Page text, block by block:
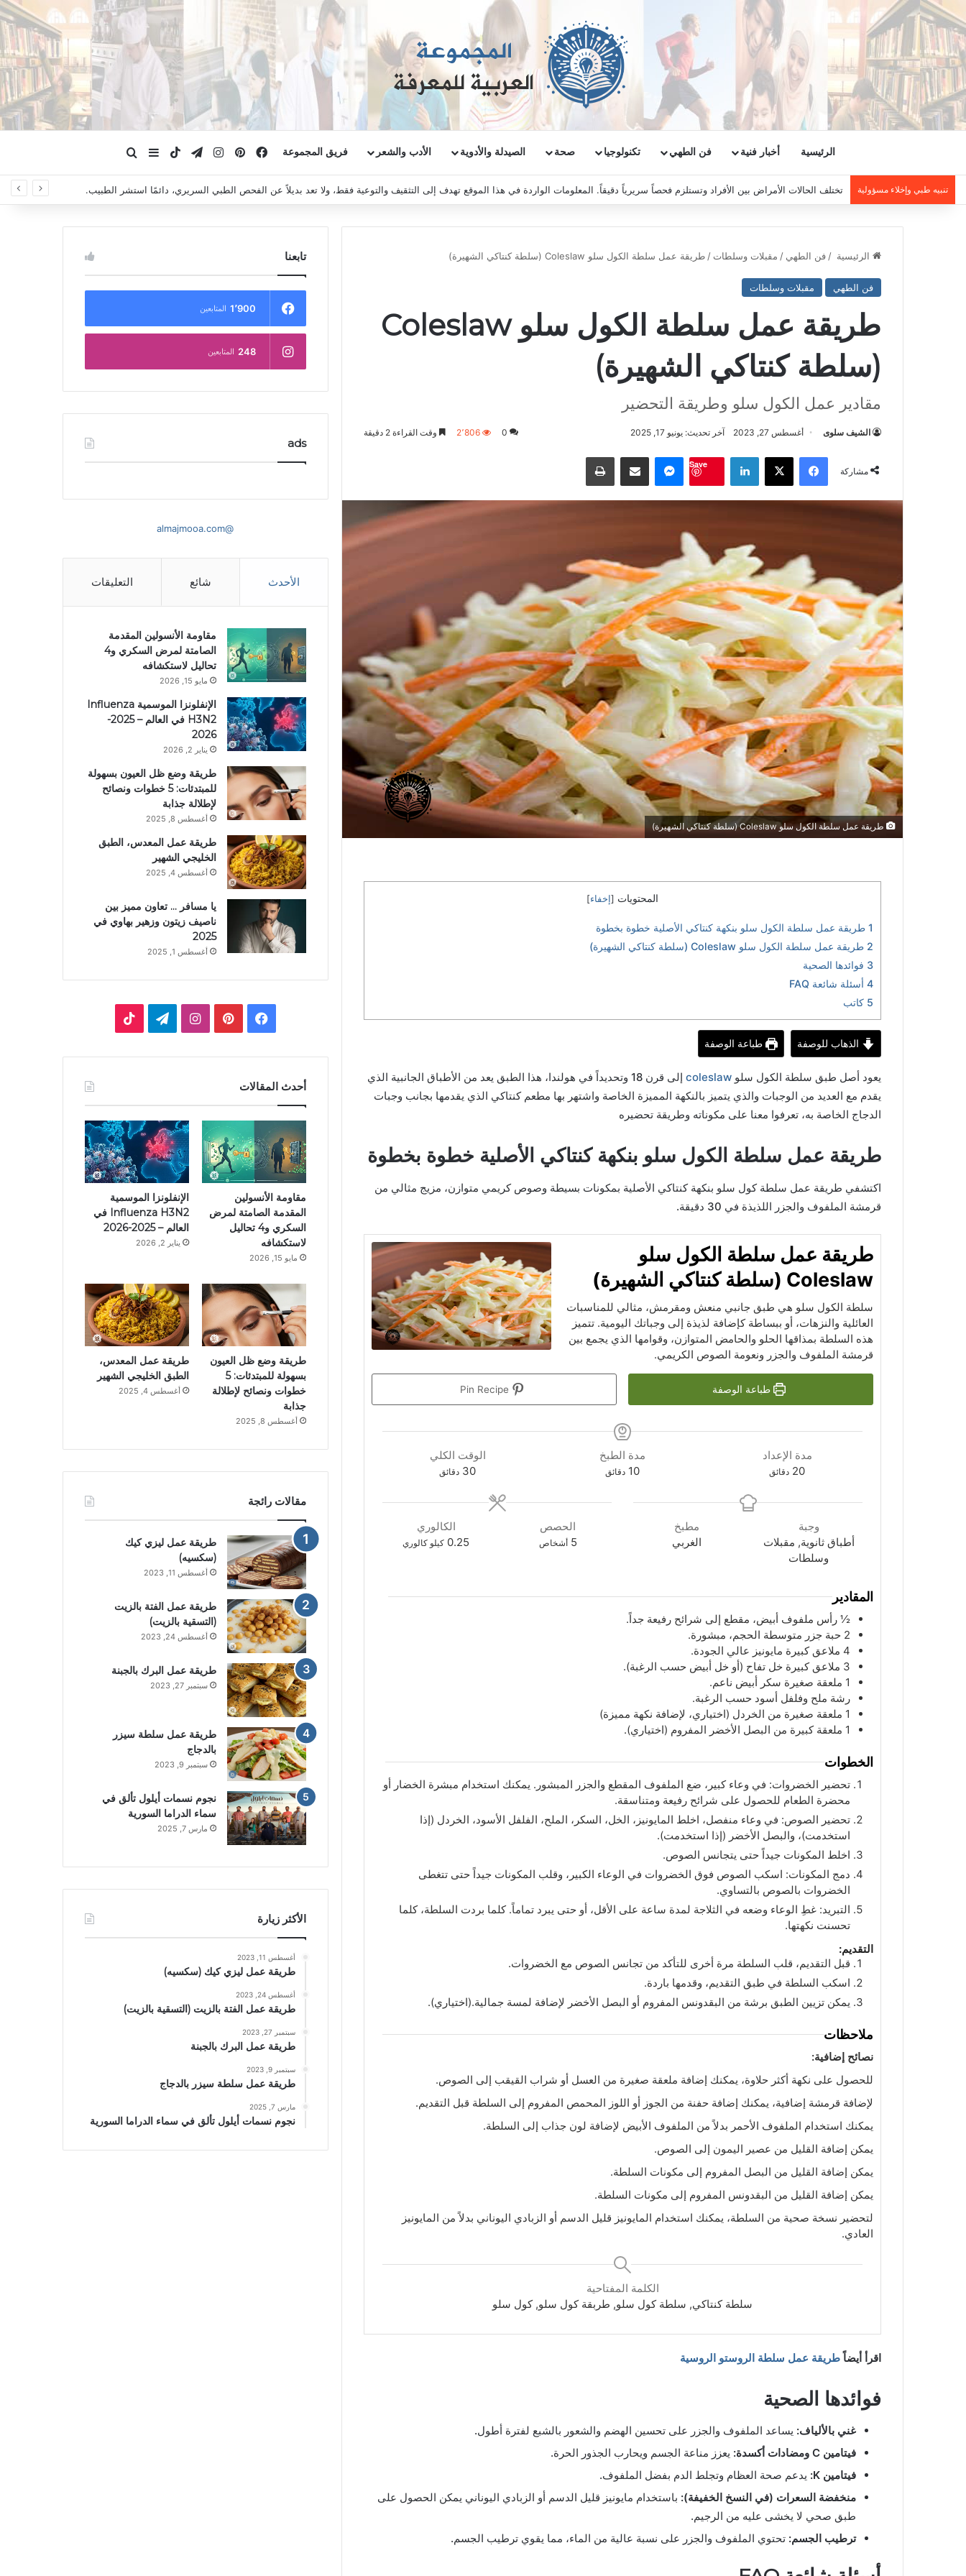
الرئيسية أخبار فنية فن الطهي تكنولوجيا صحة الصيدلة والأدوية الأدب والشعر فريق المجموعة فيسبوكبينتيريست
انستقرام
تيلقرام ‫TikTokإضافة عمود جانبي
ابحث عن
تنبيه طبي وإخلاء مسؤولية تختلف الحالات الأمراض بين الأفراد وتستلزم فحصاً سريرياً دقيقاً. المعلومات الواردة في هذا الموقع تهدف إلى التثقيف والتوعية فقط، ولا تعد بديلاً عن الفحص الطبي السريري، دائمًا استشر الطبيب.
الرئيسية / فن الطهي / مقبلات وسلطات / طريقة عمل سلطة الكول سلو Coleslaw (سلطة كنتاكي الشهيرة)
فن الطهي مقبلات وسلطات
طريقة عمل سلطة الكول سلو Coleslaw
(سلطة كنتاكي الشهيرة)
مقادير عمل الكول سلو وطريقة التحضير
الشيف سلوى أغسطس 27, 2023 آخر تحديث: يونيو 17, 2025 0 2٬806 وقت القراءة 2 دقيقة
مشاركة
فيسبوك ‫X لينكدإن
Save
ماسنجر مشاكة بواسطة البريد الالكترونيطباعة
طريقة عمل سلطة الكول سلو Coleslaw (سلطة كنتاكي الشهيرة)
المحتويات [ إخفاء]
1 طريقة عمل سلطة الكول سلو بنكهة كنتاكي الأصلية خطوة بخطوة
2 طريقة عمل سلطة الكول سلو Coleslaw (سلطة كنتاكي الشهيرة)
3 فوائدها الصحية
4 أسئلة شائعة FAQ
5 كاتب
الذهاب للوصفة طباعة الوصفة
يعود أصل طبق سلطة الكول سلو coleslaw
إلى قرن 18 وتحديداً في هولندا، هذا الطبق يعد من الأطباق الجانبية الذي
يقدم مع العديد من الوجبات والذي يتميز بالنكهة المميزة الخاصة واشتهر بها مطعم كنتاكي الذي يقدمها بجانب وجبات
الدجاج الخاصة به، تعرفوا معنا على مكوناته وطريقة تحضيره
طريقة عمل سلطة الكول سلو بنكهة كنتاكي الأصلية خطوة بخطوة
اكتشفي طريقة عمل سلطة كول سلو بنكهة كنتاكي الأصلية بمكونات بسيطة وصوص كريمي متوازن، مزيج مثالي من
قرمشة الملفوف والجزر اللذيذة في 30 دقيقة.
طريقة عمل سلطة الكول سلو
Coleslaw (سلطة كنتاكي الشهيرة)
سلطة الكول سلو هي طبق جانبي منعش ومقرمش، مثالي للمناسبات
العائلية والنزهات، أو ببساطة كإضافة لذيذة إلى وجباتك اليومية. تتميز
هذه السلطة بمذاقها الحلو والحامض المتوازن، وقوامها الذي يجمع بين
قرمشة الملفوف والجزر ونعومة الصوص الكريمي.
طباعة الوصفة
مدة الإعداد
20
دقائق
دقائق
مدة الطبخ
10
دقائق
دقائق
الوقت الكلي
30
دقائق
دقائق
وجبة
أطباق ثانوية, مقبلات
وسلطات
مطبخ
الغربي
الحصص
5 أشخاص
الكالوري
0.25 كيلو كالوري
المقادير
½ رأس ملفوف أبيض، مقطع إلى شرائح رفيعة جداً.
2 حبة جزر متوسطة الحجم، مبشورة.
4 ملاعق كبيرة مايونيز عالي الجودة.
3 ملاعق كبيرة خل تفاح (أو خل أبيض حسب الرغبة).
1 ملعقة صغيرة سكر أبيض ناعم.
رشة ملح وفلفل أسود حسب الرغبة.
1 ملعقة صغيرة من الخردل (اختياري، لإضافة نكهة مميزة)
1 ملعقة كبيرة من البصل الأخضر المفروم (اختياري).
الخطوات
تحضير الخضروات: في وعاء كبير، ضع الملفوف المقطع والجزر المبشور. يمكنك استخدام مبشرة الخضار أو
محضرة الطعام للحصول على شرائح رفيعة ومتناسقة.
تحضير الصوص: في وعاء منفصل، اخلط المايونيز، الخل، السكر، الملح، الفلفل الأسود، الخردل (إذا
استخدمت)، والبصل الأخضر (إذا استخدمت).
اخلط المكونات جيداً حتى يتجانس الصوص.
دمج المكونات: اسكب الصوص فوق الخضروات في الوعاء الكبير، وقلب المكونات جيداً حتى تتغطى
الخضروات بالصوص بالتساوي.
التبريد: غطِ الوعاء وضعه في الثلاجة لمدة ساعة على الأقل، أو حتى يبرد تماماً. كلما بردت السلطة، كلما
تحسنت نكهتها.
التقديم:
قبل التقديم، قلب السلطة مرة أخرى للتأكد من تجانس الصوص مع الخضروات.
اسكب السلطة في طبق التقديم، وقدمها باردة.
يمكن تزيين الطبق برشة من البقدونس المفروم أو البصل الأخضر لإضافة لمسة جمالية.(اختياري).
ملاحظات
نصائح إضافية:
للحصول على نكهة أكثر حلاوة، يمكنك إضافة ملعقة صغيرة من العسل أو شراب القيقب إلى الصوص.
لإضافة قرمشة إضافية، يمكنك إضافة حفنة من الجوز أو اللوز المحمص المفروم إلى السلطة قبل التقديم.
يمكنك استخدام الملفوف الأحمر بدلاً من الملفوف الأبيض لإضافة لون جذاب إلى السلطة.
يمكن إضافة القليل من عصير اليمون إلى الصوص.
يمكن إضافة القليل من البصل المفروم إلى مكونات السلطة.
يمكن إضافة القليل من البقدونس المفروم إلى مكونات السلطة.
لتحضير نسخة صحية من السلطة، يمكنك استخدام المايونيز قليل الدسم أو الزبادي اليوناني بدلاً من المايونيز
العادي.
الكلمة المفتاحية
سلطة كنتاكي, سلطة كول سلو, طربقة كول سلو, كول سلو
اقرأ أيضاًطريقة عمل سلطة الروستو الروسية
فوائدها الصحية
غني بالألياف: يساعد الملفوف والجزر على تحسين الهضم والشعور بالشبع لفترة أطول.
فيتامين C ومضادات أكسدة:
يعزز مناعة الجسم ويحارب الجذور الحرة.
فيتامين K:
يدعم صحة العظام وتجلط الدم بفضل الملفوف.
منخفضة السعرات (في النسخ الخفيفة): باستخدام مايونيز قليل الدسم أو الزبادي اليوناني يمكن الحصول على
طبق صحي لا يخشى عليه من الرجيم.
ترطيب الجسم: تحتوي الملفوف والجزر على نسبة عالية من الماء، مما يقوي ترطيب الجسم.
تابعنا
1٬900 المتابعين
248 المتابعين
ads
@almajmooa.com
الأحدث شائع التعليقات
مقاومة الأنسولين المقدمة
الصامتة لمرض السكري و4
تحاليل لاستكشافه
مايو 15, 2026
الإنفلونزا الموسمية Influenza
H3N2 في العالم – 2025-
2026
يناير 2, 2026
طريقة وضع ظل العيون بسهولة
للمبتدئات: 5 خطوات ونصائح
لإطلالة جذابة
أغسطس 8, 2025
طريقة عمل المعدس، الطبق
الخليجي الشهير
أغسطس 4, 2025
يا مسافر … تعاون مميز بين
ناصيف زيتون وزهير بهاوي في
2025
أغسطس 1, 2025
فيسبوكبينتيريستانستقرامتيلقرام
أحدث المقالات
مقاومة الأنسولين
المقدمة الصامتة لمرض
السكري و4 تحاليل
لاستكشافه
مايو 15, 2026
الإنفلونزا الموسمية
Influenza H3N2 في
العالم – 2025-2026
يناير 2, 2026
طريقة وضع ظل العيون
بسهولة للمبتدئات: 5
خطوات ونصائح لإطلالة
جذابة
أغسطس 8, 2025
طريقة عمل المعدس،
الطبق الخليجي الشهير
أغسطس 4, 2025
مقالات رائجة
طريقة عمل ليزي كيك
(سكسيه)
أغسطس 11, 2023
طريقة عمل الفتة بالزيت
(التسقية بالزيت)
أغسطس 24, 2023
طريقة عمل البرك بالجبنة
سبتمبر 27, 2023
طريقة عمل سلطة سيزر
بالدجاج
سبتمبر 9, 2023
نجوم نسمات أيلول تألق في
سماء الدراما السورية
مارس 7, 2025
الأكثر زيارة
أغسطس 11, 2023
طريقة عمل ليزي كيك (سكسيه)
أغسطس 24, 2023
طريقة عمل الفتة بالزيت (التسقية بالزيت)
سبتمبر 27, 2023
طريقة عمل البرك بالجبنة
سبتمبر 9, 2023
طريقة عمل سلطة سيزر بالدجاج
مارس 7, 2025
نجوم نسمات أيلول تألق في سماء الدراما السورية